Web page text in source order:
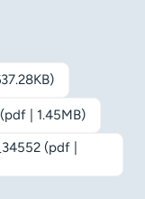
| 1.45MB)
securite - consigne
(pdf |
-